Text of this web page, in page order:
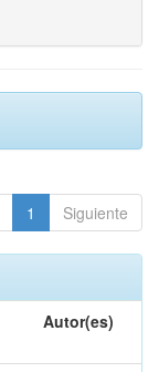
1 Siguiente
Autor(es)